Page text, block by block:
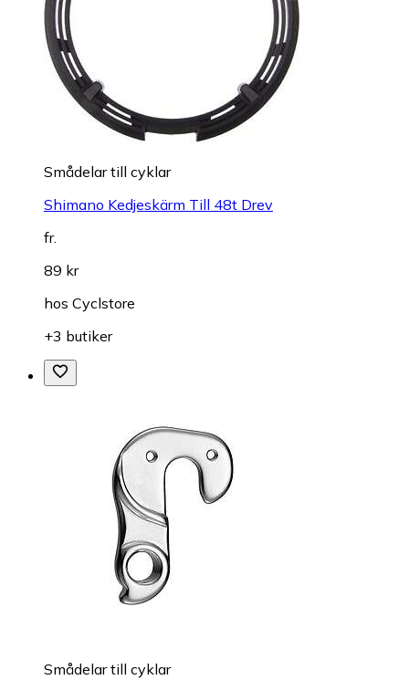
Smådelar till cyklar
Shimano Kedjeskärm Till 48t Drev
fr.
89 kr
hos Cyclstore
+3 butiker
Smådelar till cyklar